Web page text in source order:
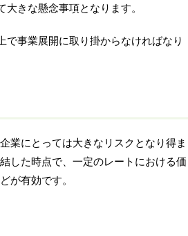
きな懸念事項となります。
事業展開に取り掛からなければなり
業にとっては大きなリスクとなり得ま
した時点で、一定のレートにおける価
が有効です。